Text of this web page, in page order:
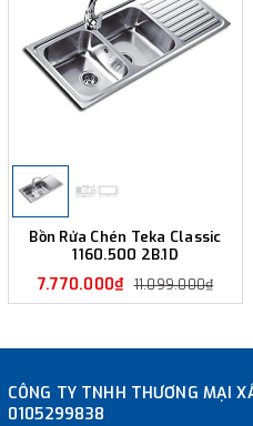
Bồn Rửa Chén Teka Classic
1160.500 2B.1D
7.770.000₫ 11.099.000₫
CÔNG TY TNHH THƯƠNG MẠI
0105299838